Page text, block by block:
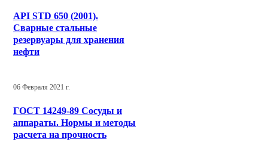
API STD 650 (2001).
Сварные стальные
резервуары для хранения
нефти
06 Февраля 2021 г.
ГОСТ 14249-89 Сосуды и
аппараты. Нормы и методы
расчета на прочность